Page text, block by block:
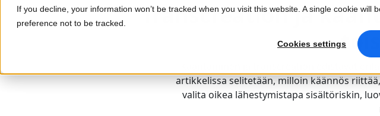
If you decline, your information won’t be tracked when you visit this website. A single cookie will
preference not to be tracked.
Cookies settings
Transcreation ja
Kääntäminen ja transcreation edistävät
artikkelissa selitetään, milloin käännös
valita oikea lähestymistapa sisältöriskin,